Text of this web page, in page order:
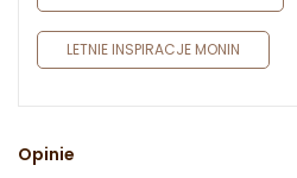
LETNIE INSPIRACJE MONIN
Opinie